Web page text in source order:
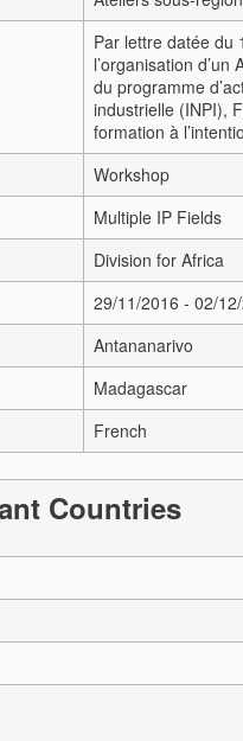
Par lettre datée du
l’organisation
du programme
industrielle (INPI),
formation à
Workshop
Multiple IP Fields
Division for Africa
29/11/2016 - 02/
Antananarivo
Madagascar
French
Countries